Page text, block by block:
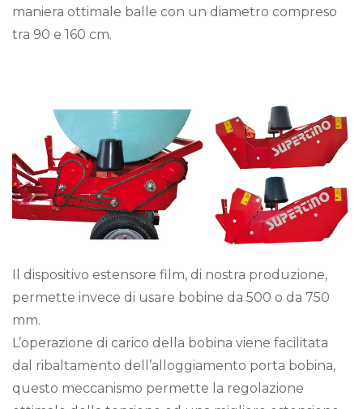
maniera ottimale balle con un diametro compreso
tra 90 e 160 cm.
Il dispositivo estensore film, di nostra produzione,
permette invece di usare bobine da 500 o da 750
mm.
L’operazione di carico della bobina viene facilitata
dal ribaltamento dell’alloggiamento porta bobina,
questo meccanismo permette la regolazione